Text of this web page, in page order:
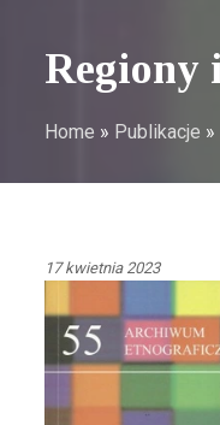
Regiony
Home » Publikacje »
17 kwietnia 2023